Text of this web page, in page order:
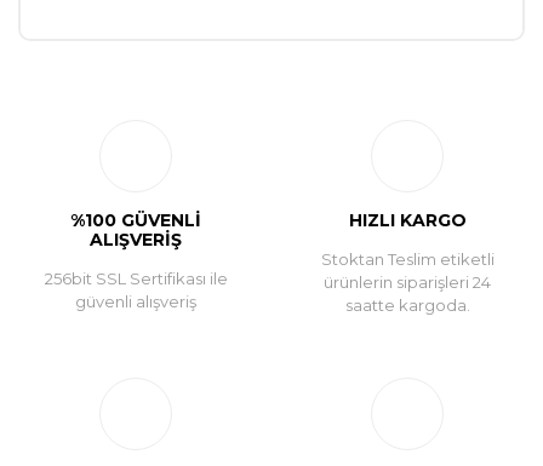
%100 GÜVENLİ
ALIŞVERİŞ
256bit SSL Sertifikası ile
güvenli alışveriş
HIZLI KARGO
Stoktan Teslim etiketli
ürünlerin siparişleri 24
saatte kargoda.